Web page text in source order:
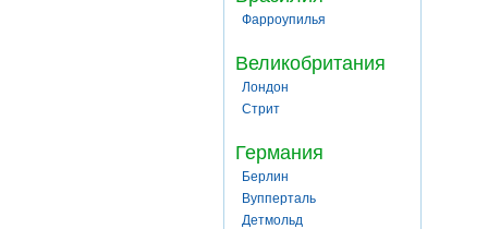
Фарроупилья
Великобритания
Лондон
Стрит
Германия
Берлин
Вупперталь
Детмольд